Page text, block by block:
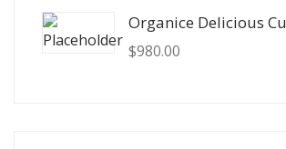
Organice Delicious
$980.00